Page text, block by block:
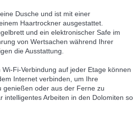
Dusche und ist mit einer
Haartrockner ausgestattet.
und ein elektronischer Safe im
von Wertsachen während Ihrer
die Ausstattung.
Fi-Verbindung auf jeder Etage können
Internet verbinden, um Ihre
genießen oder aus der Ferne zu
intelligentes Arbeiten in den Dolomiten so